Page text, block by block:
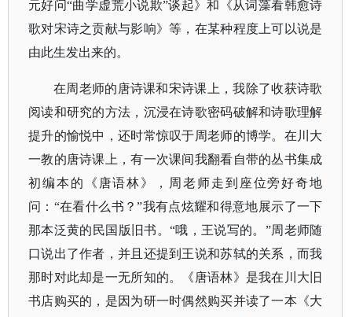
元好问“曲学虚荒小说欺”谈起》和《从词藻看韩愈诗
歌对宋诗之贡献与影响》等，在某种程度上可以说是
由此生发出来的。
在周老师的唐诗课和宋诗课上，我除了收获诗歌
阅读和研究的方法，沉浸在诗歌密码破解和诗歌理解
提升的愉悦中，还时常惊叹于周老师的博学。在川大
一教的唐诗课上，有一次课间我翻看自带的丛书集成
初编本的《唐语林》，周老师走到座位旁好奇地
问： “在看什么书？”我有点炫耀和得意地展示了一下
那本泛黄的民国版旧书。“哦，王说写的。”周老师随
口说出了作者，并且还提到王说和苏轼的关系，而我
那时对此却是一无所知的。《唐语林》是我在川大旧
书店购买的，是因为研一时偶然购买并读了一本《大